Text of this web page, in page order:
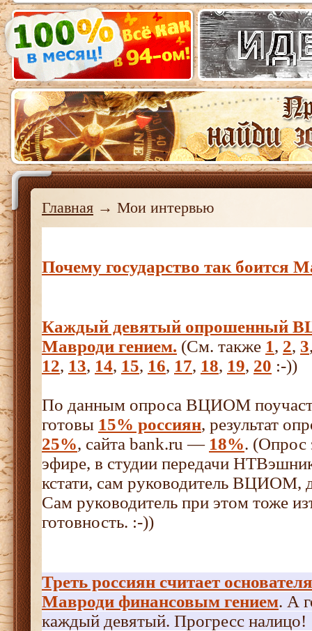
Главная → Мои интервью
Почему государство так боится
Каждый девятый опрошенный
Мавроди гением. (См. также 1, 2, 3
12, 13, 14, 15, 16, 17, 18, 19, 20 :-))
По данным опроса ВЦИОМ
готовы 15% россиян, результат
25%, сайта bank.ru — 18%. (Опрос
эфире, в студии передачи
кстати, сам руководитель ВЦИОМ,
Сам руководитель при этом тоже
готовность. :-))
Треть россиян считает
Мавроди финансовым гением. А
каждый девятый. Прогресс налицо!